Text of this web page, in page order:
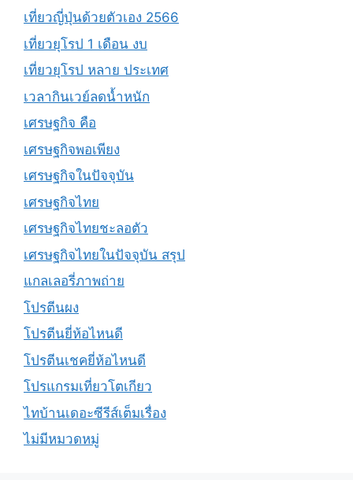
เที่ยวญี่ปุ่นด้วยตัวเอง 2566
เที่ยวยุโรป 1 เดือน งบ
เที่ยวยุโรป หลาย ประเทศ
เวลากินเวย์ลดน้ำหนัก
เศรษฐกิจ คือ
เศรษฐกิจพอเพียง
เศรษฐกิจในปัจจุบัน
เศรษฐกิจไทย
เศรษฐกิจไทยชะลอตัว
เศรษฐกิจไทยในปัจจุบัน สรุป
แกลเลอรี่ภาพถ่าย
โปรตีนผง
โปรตีนยี่ห้อไหนดี
โปรตีนเชคยี่ห้อไหนดี
โปรแกรมเที่ยวโตเกียว
ไทบ้านเดอะซีรีส์เต็มเรื่อง
ไม่มีหมวดหมู่